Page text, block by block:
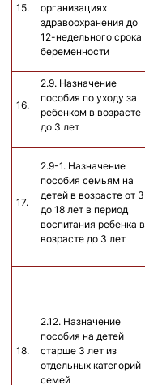
15.
организациях
здравоохранения до
12-недельного срока
беременности
16.
2.9. Назначение
пособия по уходу за
ребенком в возрасте
до 3 лет
17.
2.9-1. Назначение
пособия семьям на
детей в возрасте от 3
до 18 лет в период
воспитания ребенка в
возрасте до 3 лет
18.
2.12. Назначение
пособия на детей
старше 3 лет из
отдельных категорий
семей